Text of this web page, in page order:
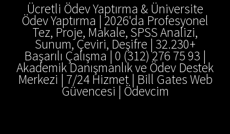
Ücretli Ödev Yaptırma & Üniversite
Ödev Yaptırma | 2026'da Profesyonel
Tez, Proje, Makale, SPSS Analizi,
Sunum, Çeviri, Deşifre | 32.230+
Başarılı Çalışma | 0 (312) 276 75 93 |
Akademik Danışmanlık ve Ödev Destek
Merkezi | 7/24 Hizmet | Bill Gates Web
Güvencesi | Ödevcim